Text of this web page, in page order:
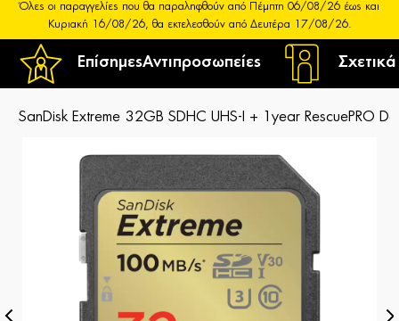
ΕπίσημεςΑντιπροσωπείες
Όλες οι παραγγελίες που θα παραληφθούν από Πέμπτη 06/08/26 έως και
Κυριακή 16/08/26, θα εκτελεσθούν από Δευτέρα 17/08/26.
SanDisk Extreme 32GB SDHC UHS-I + 1year RescuePRO